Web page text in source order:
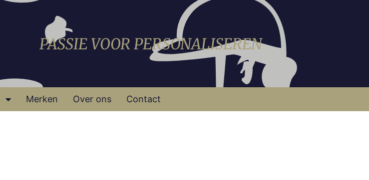
PASSIE VOOR PERSONALISEREN
Merken Over ons Contact